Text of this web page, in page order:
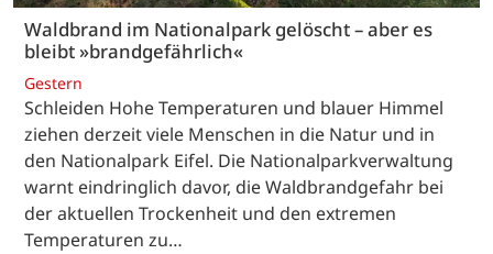
Waldbrand im Nationalpark gelöscht – aber es
bleibt »brandgefährlich«
Gestern
Schleiden Hohe Temperaturen und blauer Himmel
ziehen derzeit viele Menschen in die Natur und in
den Nationalpark Eifel. Die Nationalparkverwaltung
warnt eindringlich davor, die Waldbrandgefahr bei
der aktuellen Trockenheit und den extremen
Temperaturen zu…